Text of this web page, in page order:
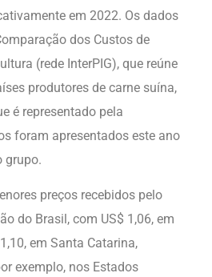
em 2022. Os dados
dos Custos de
(rede InterPIG), que reúne
produtores de carne suína,
é representado pela
foram apresentados este ano
grupo.
preços recebidos pelo
do Brasil, com US$ 1,06, em
em Santa Catarina,
exemplo, nos Estados